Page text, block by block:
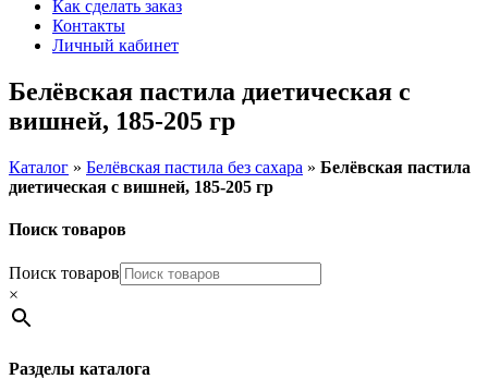
Как сделать заказ
Контакты
Личный кабинет
Белёвская пастила диетическая с
вишней, 185-205 гр
Каталог » Белёвская пастила без сахара » Белёвская пастила
диетическая с вишней, 185-205 гр
Поиск товаров
Поиск товаров
×
Разделы каталога